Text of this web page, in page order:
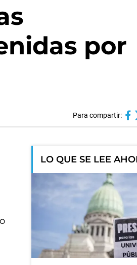
por
Para compartir:
LO QUE SE LEE